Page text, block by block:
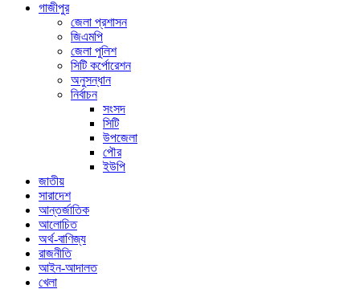
গাজীপুর
জেলা প্রশাসন
জিএমপি
জেলা পুলিশ
সিটি কর্পোরেশন
অনুসন্ধান
নির্বাচন
সংসদ
সিটি
উপজেলা
পৌর
ইউপি
জাতীয়
সারাদেশ
আন্তর্জাতিক
আলোচিত
অর্থ-বাণিজ্য
রাজনীতি
আইন-আদালত
খেলা